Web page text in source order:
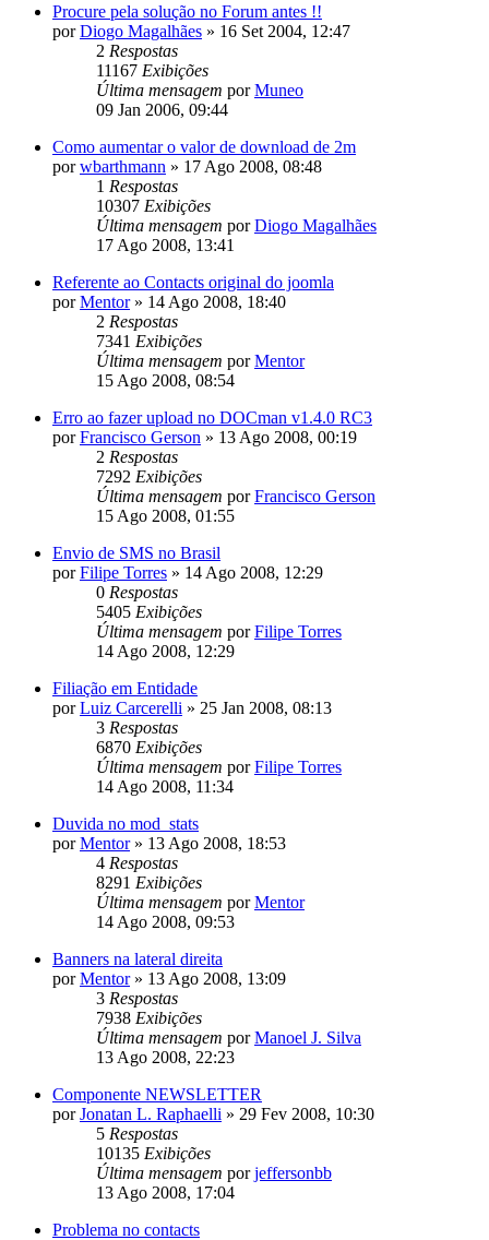
Procure pela solução no Forum antes !!
porDiogo Magalhães » 16 Set 2004, 12:47
2 Respostas
11167 Exibições
Última mensagem porMuneo
09 Jan 2006, 09:44
Como aumentar o valor de download de 2m
porwbarthmann » 17 Ago 2008, 08:48
1 Respostas
10307 Exibições
Última mensagem porDiogo Magalhães
17 Ago 2008, 13:41
Referente ao Contacts original do joomla
porMentor» 14 Ago 2008, 18:40
2 Respostas
7341 Exibições
Última mensagem porMentor
15 Ago 2008, 08:54
Erro ao fazer upload no DOCman v1.4.0 RC3
porFrancisco Gerson » 13 Ago 2008, 00:19
2 Respostas
7292 Exibições
Última mensagem porFrancisco Gerson
15 Ago 2008, 01:55
Envio de SMS no Brasil
porFilipe Torres » 14 Ago 2008, 12:29
0 Respostas
5405 Exibições
Última mensagem porFilipe Torres
14 Ago 2008, 12:29
Filiação em Entidade
porLuiz Carcerelli » 25 Jan 2008, 08:13
3 Respostas
6870 Exibições
Última mensagem porFilipe Torres
14 Ago 2008, 11:34
Duvida no mod_stats
porMentor» 13 Ago 2008, 18:53
4 Respostas
8291 Exibições
Última mensagem porMentor
14 Ago 2008, 09:53
Banners na lateral direita
porMentor» 13 Ago 2008, 13:09
3 Respostas
7938 Exibições
Última mensagem porManoel J. Silva
13 Ago 2008, 22:23
Componente NEWSLETTER
porJonatan L. Raphaelli » 29 Fev 2008, 10:30
5 Respostas
10135 Exibições
Última mensagem porjeffersonbb
13 Ago 2008, 17:04
Problema no contacts